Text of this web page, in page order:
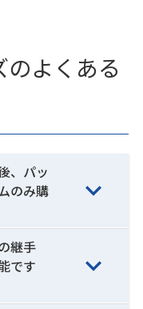
よくある
、パッ
のみ購
継手
です